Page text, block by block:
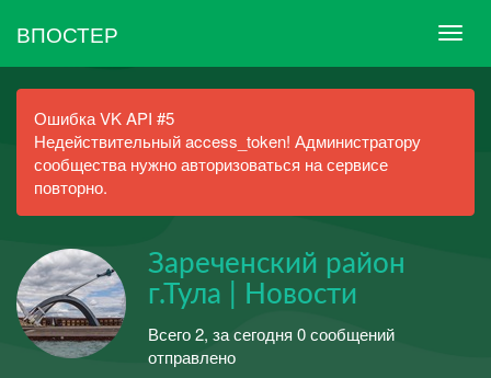
ВПОСТЕР
Ошибка VK API #5
Недействительный access_token! Администратору
сообщества нужно авторизоваться на сервисе
повторно.
Зареченский район
г.Тула | Новости
Всего 2, за сегодня 0 сообщений
отправлено